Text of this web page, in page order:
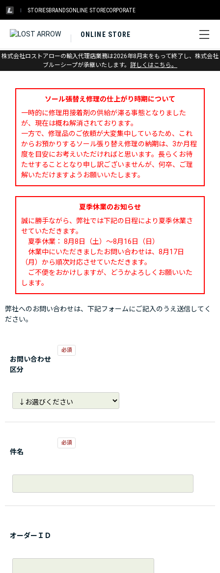
STORIESBRANDSONLINE STORECORPORATE
ONLINE STORE
株式会社ロストアローの輸入代理店業務は2026年8月末をもって終了し、株式会社
ブルーシープが承継いたします。 詳しくはこちら。
お問い合わせ
ソール張替え修理の仕上がり時期について
一時的に修理用接着剤の供給が滞る事態となりました
が、現在は概ね解消されております。
一方で、修理品のご依頼が大変集中しているため、これ
からお預かりするソール張り替え修理の納期は、3か月程
度を目安にお考えいただければと思います。長らくお待
たせすることとなり申し訳ございませんが、何卒、ご理
解いただけますようお願いいたします。
夏季休業のお知らせ
誠に勝手ながら、弊社では下記の日程により夏季休業さ
せていただきます。
夏季休業： 8月8日（土）～8月16日（日）
休業中にいただきましたお問い合わせは、8月17日
（月）から順次対応させていただきます。
ご不便をおかけしますが、どうかよろしくお願いいた
します。
弊社へのお問い合わせは、下記フォームにご記入のうえ送信してく
ださい。
お問い合わせ
区分
件名
オーダーＩＤ